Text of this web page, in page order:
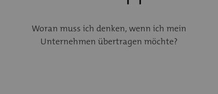
Woran muss ich denken, wenn ich mein
Unternehmen übertragen möchte?